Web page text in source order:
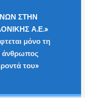
ΣΤΗΝ
Α.Ε.»
μόνο τη
άνθρωπος
του»